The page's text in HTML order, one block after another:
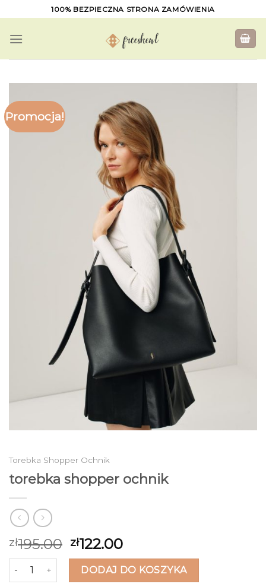
to
content
100% BEZPIECZNA STRONA ZAMÓWIENIA
Promocja!
Torebka Shopper Ochnik
torebka shopper ochnik
zł195.00 zł122.00
ilość torebka shopper ochnikDODAJ DO KOSZYKA